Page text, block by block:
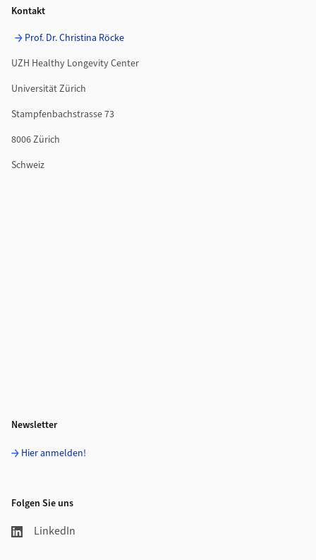
Kontakt
Prof. Dr. Christina Röcke
UZH Healthy Longevity Center
Universität Zürich
Stampfenbachstrasse 73
8006 Zürich
Schweiz
Newsletter
Hier anmelden!
Folgen Sie uns
LinkedIn